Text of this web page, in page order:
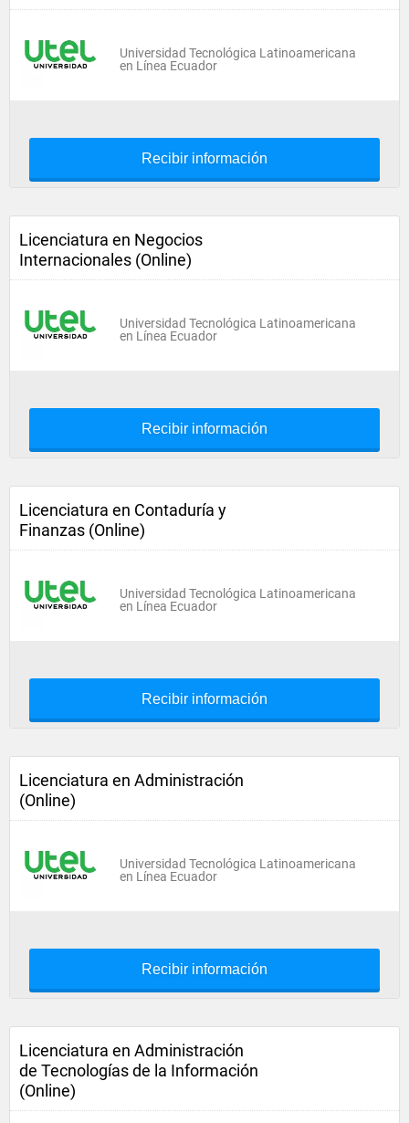
Universidad Tecnológica Latinoamericana
en Línea Ecuador
Recibir información
Licenciatura en Negocios
Internacionales (Online)
Universidad Tecnológica Latinoamericana
en Línea Ecuador
Recibir información
Licenciatura en Contaduría y
Finanzas (Online)
Universidad Tecnológica Latinoamericana
en Línea Ecuador
Recibir información
Licenciatura en Administración
(Online)
Universidad Tecnológica Latinoamericana
en Línea Ecuador
Recibir información
Licenciatura en Administración
de Tecnologías de la Información
(Online)